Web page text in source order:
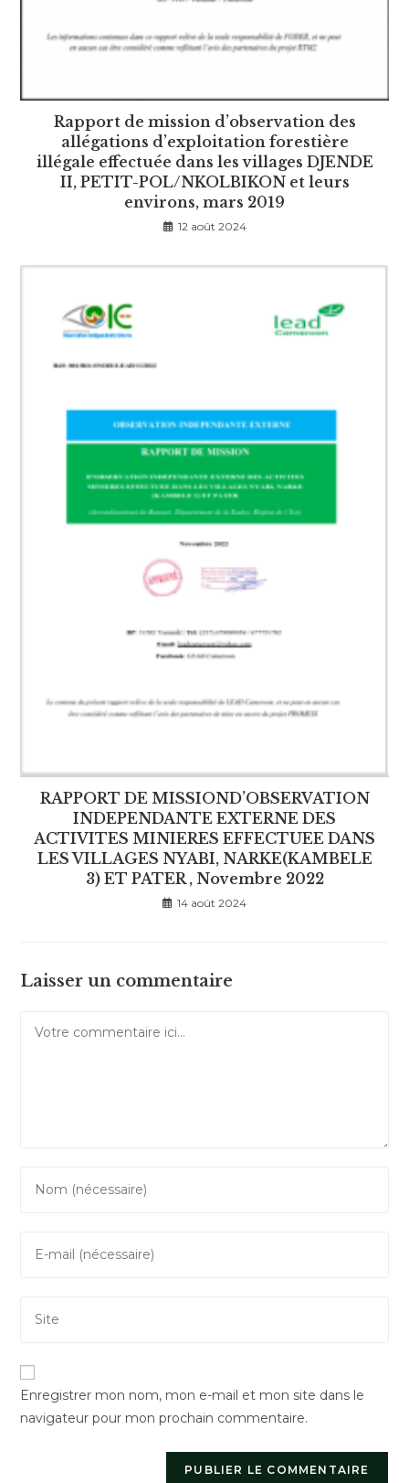
Rapport de mission d’observation des
allégations d’exploitation forestière
illégale effectuée dans les villages DJENDE
II, PETIT-POL/NKOLBIKON et leurs
environs, mars 2019
12 août 2024
RAPPORT DE MISSIOND’OBSERVATION
INDEPENDANTE EXTERNE DES
ACTIVITES MINIERES EFFECTUEE DANS
LES VILLAGES NYABI, NARKE(KAMBELE
3) ET PATER , Novembre 2022
14 août 2024
Laisser un commentaire
your
comment
your
address
l’URL
votre
site
(facultatif)
Enregistrer mon nom, mon e-mail et mon site dans le
navigateur pour mon prochain commentaire.